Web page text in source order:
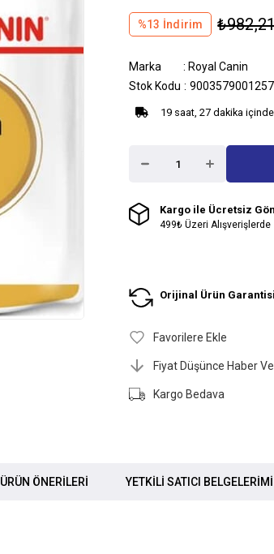
%13 İndirim
Marka : Royal Canin
Stok Kodu
19 saat, 27 dakika
Kargo ile Ücretsiz
499₺ Üzeri Alışverişlerde
Orijinal Ürün
Favorilere Ekle
Fiyat Düşünce Haber
Kargo Bedava
ÜRÜN ÖNERILERI YETKİLİ SATICI